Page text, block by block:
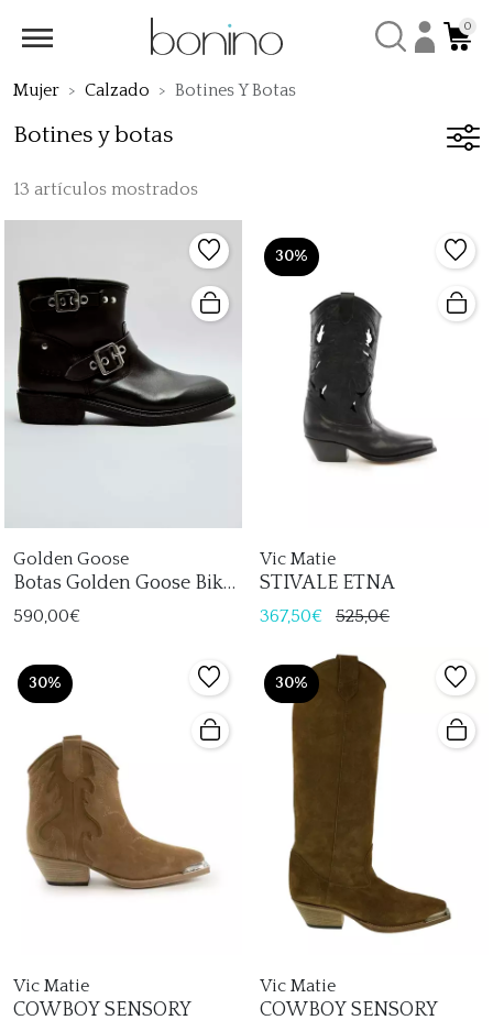
0
Mujer Calzado Botines Y Botas
Botines y botas
13 artículos mostrados
Golden Goose
Botas Golden Goose Biker
Piel Mujer
590,00€
30%
Vic Matie
STIVALE ETNA
367,50€ 525,0€
30%
Vic Matie
COWBOY SENSORY
30%
Vic Matie
COWBOY SENSORY